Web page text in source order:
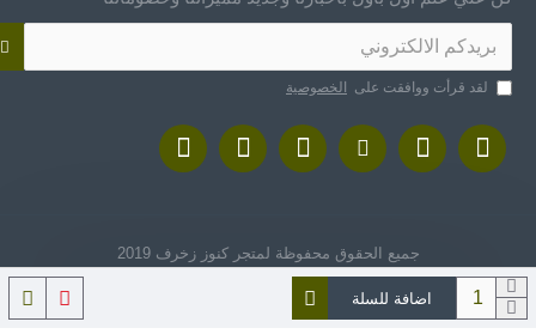
اضافة للسلة
لقد قرأت ووافقت على الخصوصية
جميع الحقوق محفوظة لمتجر كنوز زخرف 2019